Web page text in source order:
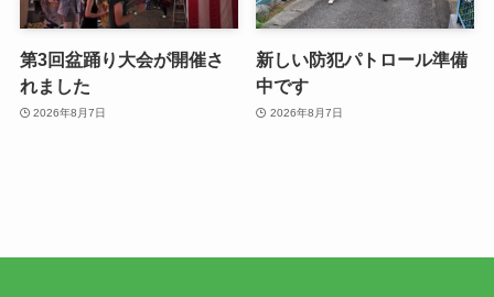
第3回盆踊り大会が開催さ
れました
2026年8月7日
新しい防犯パトロール準備
中です
2026年8月7日